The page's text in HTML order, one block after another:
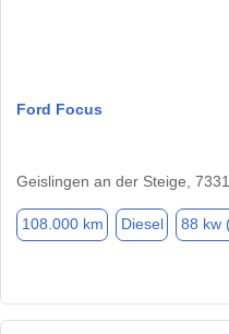
Ford Focus
Geislingen an der Steige,
108.000 km Diesel 88 kw